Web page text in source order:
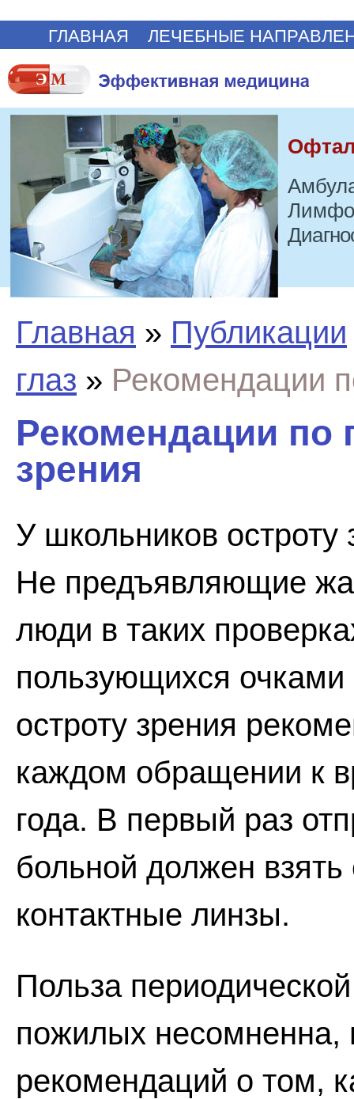
ГЛАВНАЯ ЛЕЧЕБНЫЕ
Главная » Публикации
глаз » Рекомендации
Рекомендации по
зрения
У школьников остроту
Не предъявляющие
люди в таких
пользующихся
остроту зрения
каждом обращении к
года. В первый раз
больной должен
контактные линзы.
Польза
пожилых несомненна,
рекомендаций о том,